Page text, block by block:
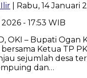
| Rabu, 14 Januari
- 17:53 WIB
OKI – Bupati Ogan
Ketua TP
sejumlah desa
dan…